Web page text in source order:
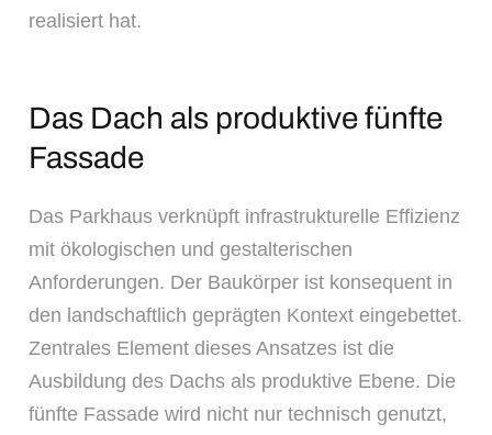
realisiert hat.
Das Dach als produktive fünfte
Fassade
Das Parkhaus verknüpft infrastrukturelle Effizienz
mit ökologischen und gestalterischen
Anforderungen. Der Baukörper ist konsequent in
den landschaftlich geprägten Kontext eingebettet.
Zentrales Element dieses Ansatzes ist die
Ausbildung des Dachs als produktive Ebene. Die
fünfte Fassade wird nicht nur technisch genutzt,